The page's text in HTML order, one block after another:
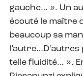
gauche… ». Un
écouté le maître
beaucoup sa
l’autre…D’autres
telle fluidité… ».